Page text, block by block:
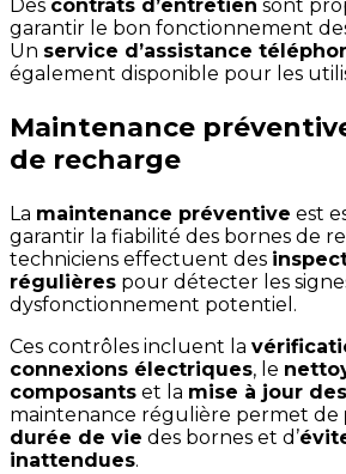
Des contrats d’entretien sont
garantir le bon fonctionnement
Un service d’assistance
également disponible pour les
Maintenance
de recharge
La maintenance préventive est
garantir la fiabilité des bornes de
techniciens effectuent des
régulières pour détecter les
dysfonctionnement potentiel.
Ces contrôles incluent la
connexions électriques, le
composants et la mise à jour
maintenance régulière permet de
durée de vie des bornes et d’
inattendues.